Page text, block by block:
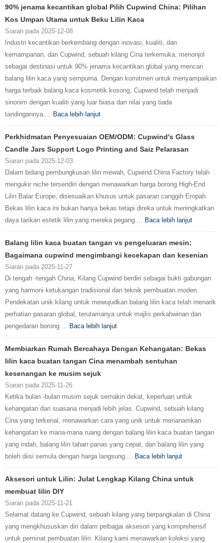
90% jenama kecantikan global Pilih Cupwind China: Pilihan
Kos Umpan Utama untuk Beku Lilin Kaca
Siaran pada 2025-12-08
Industri kecantikan berkembang dengan inovasi, kualiti, dan
kemampanan, dan Cupwind, sebuah kilang Cina terkemuka, menonjol
sebagai destinasi untuk 90% jenama kecantikan global yang mencari
balang lilin kaca yang sempurna. Dengan komitmen untuk menyampaikan
harga terbaik balang kaca kosmetik kosong, Cupwind telah menjadi
sinonim dengan kualiti yang luar biasa dan nilai yang tiada
tandingannya.... Baca lebih lanjut
Perkhidmatan Penyesuaian OEM/ODM: Cupwind's Glass
Candle Jars Support Logo Printing and Saiz Pelarasan
Siaran pada 2025-12-03
Dalam bidang pembungkusan lilin mewah, Cupwind China Factory telah
mengukir niche tersendiri dengan menawarkan harga borong High-End
Lilin Balar Europe, disesuaikan khusus untuk pasaran canggih Eropah.
Bekas lilin kaca ini bukan hanya bekas tetapi direka untuk meningkatkan
daya tarikan estetik lilin yang mereka pegang.... Baca lebih lanjut
Balang lilin kaca buatan tangan vs pengeluaran mesin:
Bagaimana cupwind mengimbangi kecekapan dan kesenian
Siaran pada 2025-11-27
Di tengah -tengah China, Kilang Cupwind berdiri sebagai bukti gabungan
yang harmoni ketukangan tradisional dan teknik pembuatan moden.
Pendekatan unik kilang untuk mewujudkan balang lilin kaca telah menarik
perhatian pasaran global, terutamanya untuk majlis perkahwinan dan
pengedaran borong.... Baca lebih lanjut
Membiarkan Rumah Bercahaya Dengan Kehangatan: Bekas
lilin kaca buatan tangan Cina menambah sentuhan
kesenangan ke musim sejuk
Siaran pada 2025-11-26
Ketika bulan -bulan musim sejuk semakin dekat, keperluan untuk
kehangatan dan suasana menjadi lebih jelas. Cupwind, sebuah kilang
Cina yang terkenal, menawarkan cara yang unik untuk menanamkan
kehangatan ke mana-mana ruang dengan balang lilin kaca buatan tangan
yang indah, balang lilin tahan panas yang cepat, dan balang lilin yang
boleh diisi semula dengan harga langsung.... Baca lebih lanjut
Aksesori untuk Lilin: Julat Lengkap Kilang China untuk
membuat lilin DIY
Siaran pada 2025-11-21
Selamat datang ke Cupwind, sebuah kilang yang berpangkalan di China
yang mengkhususkan diri dalam pelbagai aksesori yang komprehensif
untuk peminat pembuatan lilin. Kilang kami menawarkan koleksi yang